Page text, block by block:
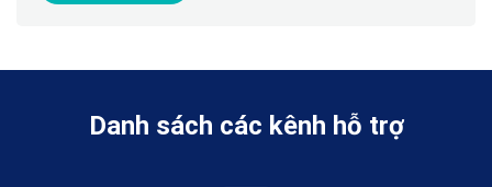
Danh sách các kênh hỗ trợ